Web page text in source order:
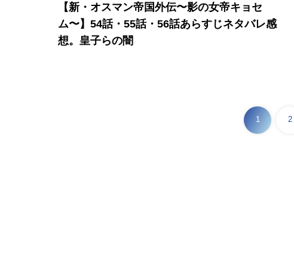
【新・オスマン帝国外伝〜影の女帝キョセ
ム〜】54話・55話・56話あらすじネタバレ感
想。皇子らの闇
1 2